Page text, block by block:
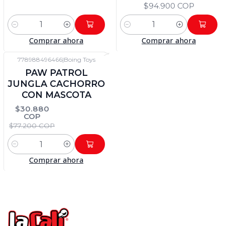
Cantidad
Comprar ahora
$94.900 COP
Cantidad
Comprar ahora
778988496466|Boing Toys
PAW PATROL
JUNGLA CACHORRO
CON MASCOTA
$30.880
COP
$77.200 COP
Cantidad
Comprar ahora